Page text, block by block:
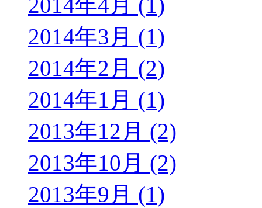
2014年4月 (1)
2014年3月 (1)
2014年2月 (2)
2014年1月 (1)
2013年12月 (2)
2013年10月 (2)
2013年9月 (1)